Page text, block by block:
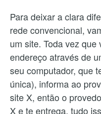
Para deixar a clara
rede convencional,
um site. Toda vez
endereço através de
seu computador, que
única), informa ao
site X, então o
X e te entrega, tudo